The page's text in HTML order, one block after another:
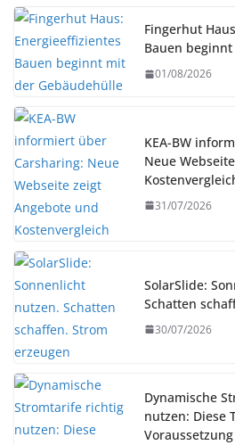
Fingerhut
Bauen
01/08/2026
KEA-BW
Neue
31/07/2026
SolarSlide:
Schatten
30/07/2026
Dynamische
nutzen: Diese
Voraussetzung